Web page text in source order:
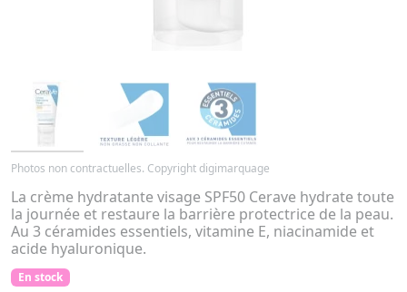
Photos non contractuelles. Copyright digimarquage
La crème hydratante visage SPF50 Cerave hydrate toute
la journée et restaure la barrière protectrice de la peau.
Au 3 céramides essentiels, vitamine E, niacinamide et
acide hyaluronique.
En stock